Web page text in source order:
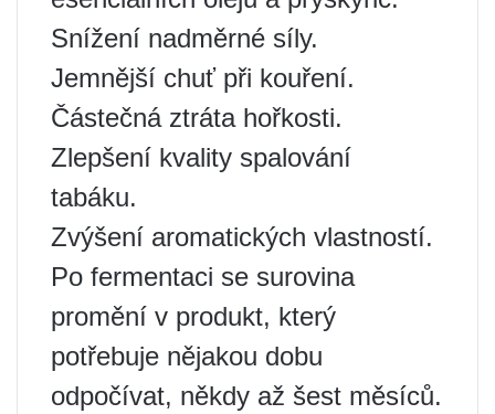
Snížení nadměrné síly.
Jemnější chuť při kouření.
Částečná ztráta hořkosti.
Zlepšení kvality spalování
tabáku.
Zvýšení aromatických vlastností.
Po fermentaci se surovina
promění v produkt, který
potřebuje nějakou dobu
odpočívat, někdy až šest měsíců.